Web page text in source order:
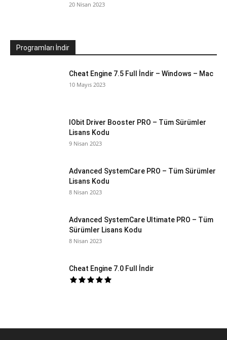
20 Nisan 2023
Programları İndir
Cheat Engine 7.5 Full İndir – Windows – Mac
10 Mayıs 2023
IObit Driver Booster PRO – Tüm Sürümler
Lisans Kodu
9 Nisan 2023
Advanced SystemCare PRO – Tüm Sürümler
Lisans Kodu
8 Nisan 2023
Advanced SystemCare Ultimate PRO – Tüm
Sürümler Lisans Kodu
8 Nisan 2023
Cheat Engine 7.0 Full İndir